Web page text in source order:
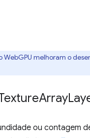
WebGPU melhoram o
Array
ou contagem